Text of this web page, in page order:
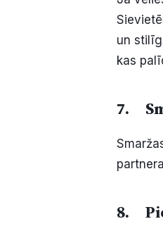
un
kas
7.
8.